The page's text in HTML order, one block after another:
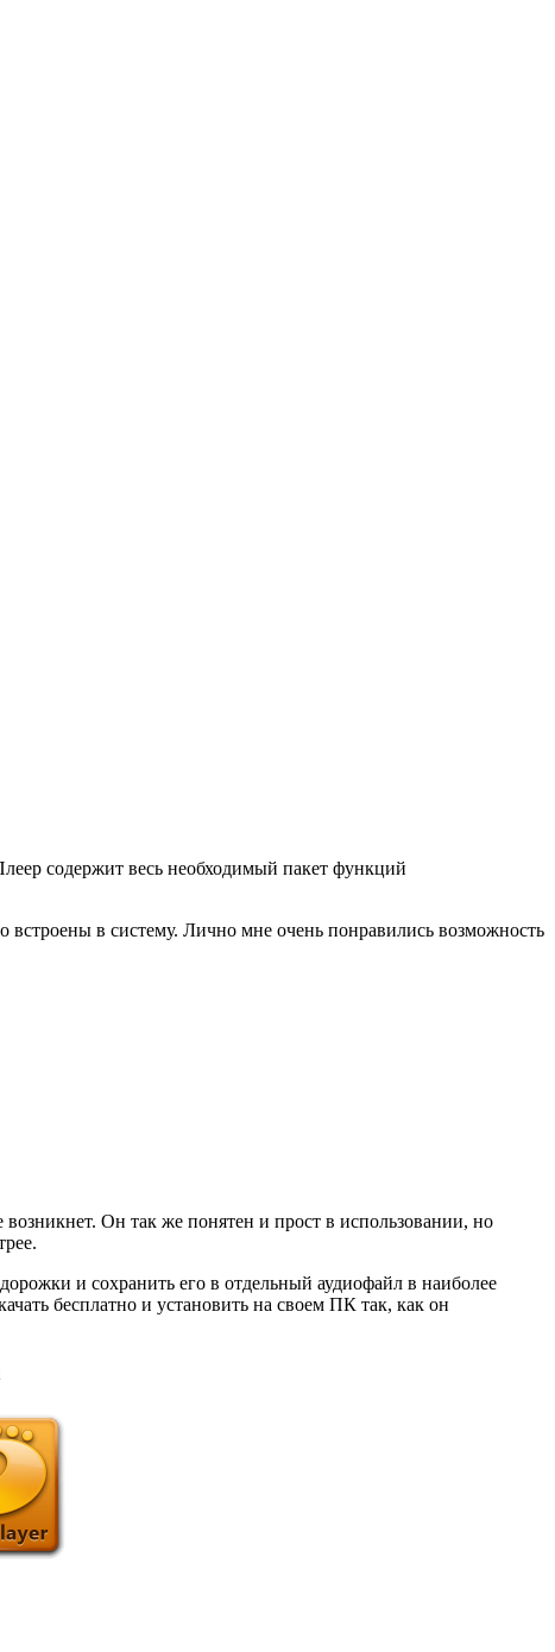
содержит весь необходимый пакет функций
встроены в систему. Лично мне очень понравились возможность
возникнет. Он так же понятен и прост в использовании, но
и сохранить его в отдельный аудиофайл в наиболее
бесплатно и установить на своем ПК так, как он